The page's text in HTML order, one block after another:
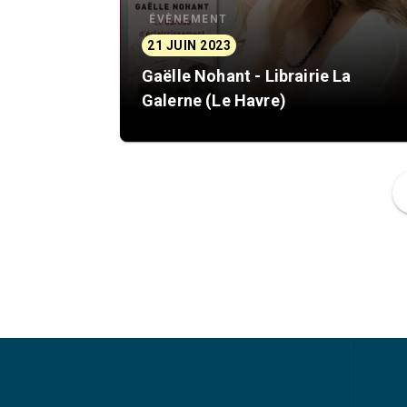
ÉVÈNEMENT
21 JUIN 2023
Gaëlle Nohant - Librairie La
Galerne (Le Havre)